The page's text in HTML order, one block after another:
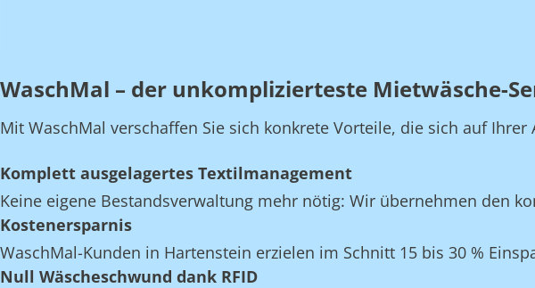
WaschMal – der unkomplizierteste Mietwäsche-
Mit WaschMal verschaffen Sie sich konkrete Vorteile, die sich auf
Komplett ausgelagertes Textilmanagement
Keine eigene Bestandsverwaltung mehr nötig: Wir übernehmen den
Kostenersparnis
WaschMal-Kunden in Hartenstein erzielen im Schnitt 15 bis 30 %
Null Wäscheschwund dank RFID